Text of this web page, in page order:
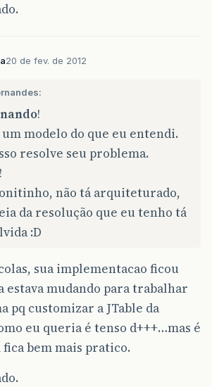
20 de fev. de 2012
!
modelo do que eu entendi.
resolve seu problema.
não tá arquiteturado,
da resolução que eu tenho tá
:D
sua implementacao ficou
estava mudando para trabalhar
pq customizar a JTable da
eu queria é tenso d+++…mas é
fica bem mais pratico.